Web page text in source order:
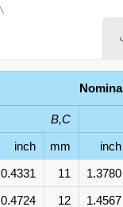
B,C
inch
mm
inch
1.3780
11
0.4331
1.4567
12
0.4724